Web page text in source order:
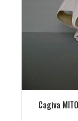
Cagiva